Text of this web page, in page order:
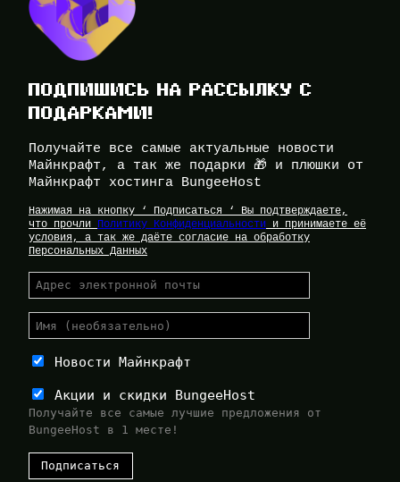
ПОДПИШИСЬ НА РАССЫЛКУ С
ПОДАРКАМИ!
Получайте все самые актуальные новости
Майнкрафт, а так же подарки 🎁 и плюшки от
Майнкрафт хостинга BungeeHost
Нажимая на кнопку ‘ Подписаться ‘ Вы подтверждаете,
что прочли Политику Конфиденциальности и принимаете её
условия, а так же даёте согласие на обработку
Персональных Данных
Новости Майнкрафт
Акции и скидки BungeeHost
Получайте все самые лучшие предложения от
BungeeHost в 1 месте!